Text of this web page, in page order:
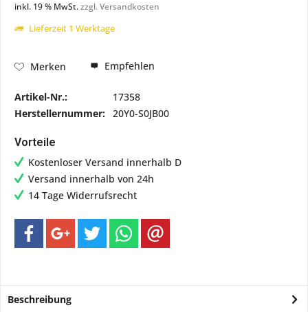
inkl. 19 % MwSt.zzgl. Versandkosten
Lieferzeit 1 Werktage
Merken Empfehlen
Artikel-Nr.:
17358
Herstellernummer: 20Y0-S0JB00
Vorteile
Kostenloser Versand innerhalb D
Versand innerhalb von 24h
14 Tage Widerrufsrecht
Beschreibung